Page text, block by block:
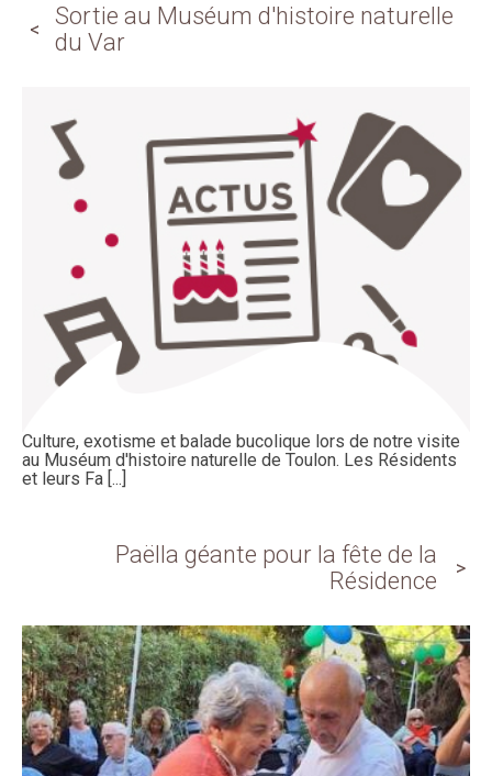
Sortie au Muséum d'histoire naturelle
du Var
Culture, exotisme et balade bucolique lors de notre visite
au Muséum d'histoire naturelle de Toulon. Les Résidents
et leurs Fa [...]
Paëlla géante pour la fête de la
Résidence